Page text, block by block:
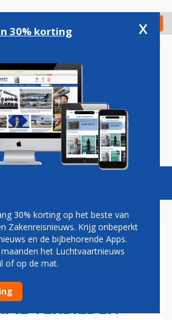
Check in
Podcasts Vacatures
VERLIEZEN
GEMEENTE
VERBIEDEN
30% korting x
30% korting op het beste van
Zakenreisnieuws. Krijg onbeperkt
en de bijbehorende Apps.
het Luchtvaartnieuws
of op de mat.